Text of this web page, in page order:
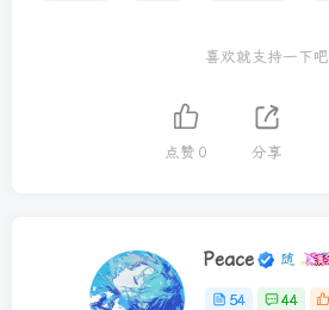
喜欢就支持一下吧
点赞 0 分享
Peace
54 44